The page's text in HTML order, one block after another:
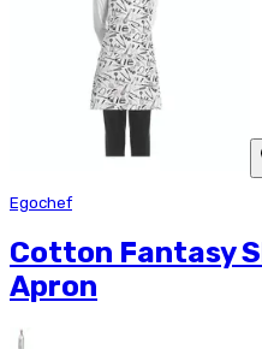
Egochef
Cotton Fantasy
Apron